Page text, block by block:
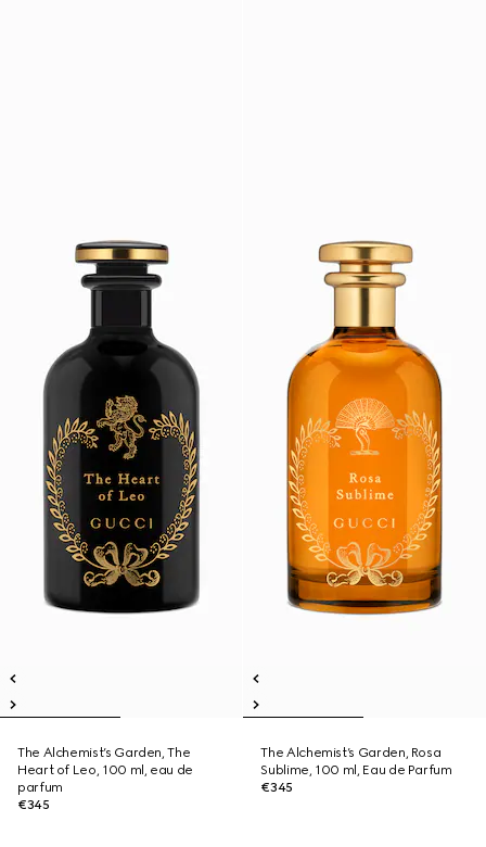
The Alchemist’s Garden, The
Heart of Leo, 100 ml, eau de
parfum
€345
The Alchemist’s Garden, Rosa
Sublime, 100 ml, Eau de Parfum
€345